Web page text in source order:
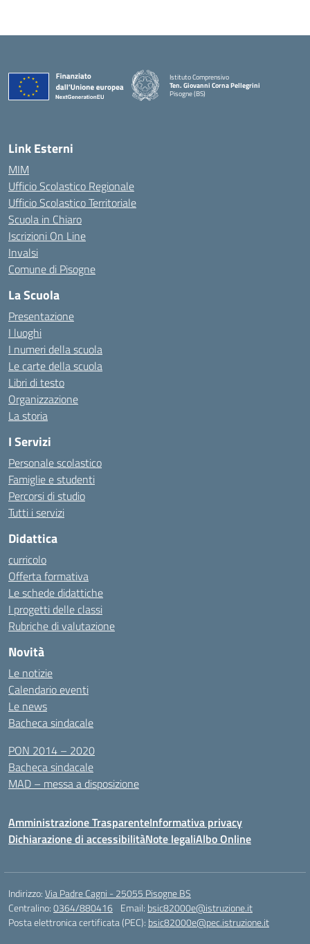
Istituto Comprensivo
Ten. Giovanni Corna Pellegrini
Pisogne (BS)
— Visita la pagina iniziale della scuola
Link Esterni
MIM
Ufficio Scolastico Regionale
Ufficio Scolastico Territoriale
Scuola in Chiaro
Iscrizioni On Line
Invalsi
Comune di Pisogne
La Scuola
Presentazione
I luoghi
I numeri della scuola
Le carte della scuola
Libri di testo
Organizzazione
La storia
I Servizi
Personale scolastico
Famiglie e studenti
Percorsi di studio
Tutti i servizi
Didattica
curricolo
Offerta formativa
Le schede didattiche
I progetti delle classi
Rubriche di valutazione
Novità
Le notizie
Calendario eventi
Le news
Bacheca sindacale
PON 2014 – 2020
Bacheca sindacale
MAD – messa a disposizione
Amministrazione TrasparenteInformativa privacy
Dichiarazione di accessibilitàNote legaliAlbo Online
Indirizzo:Via Padre Cagni - 25055 Pisogne BS
Centralino:0364/880416 Email: bsic82000e@istruzione.it
Posta elettronica certificata (PEC): bsic82000e@pec.istruzione.it